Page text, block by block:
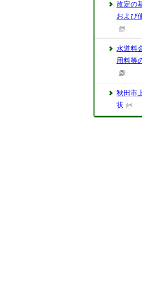
改定の
および
水道料
用料等
秋田市
状